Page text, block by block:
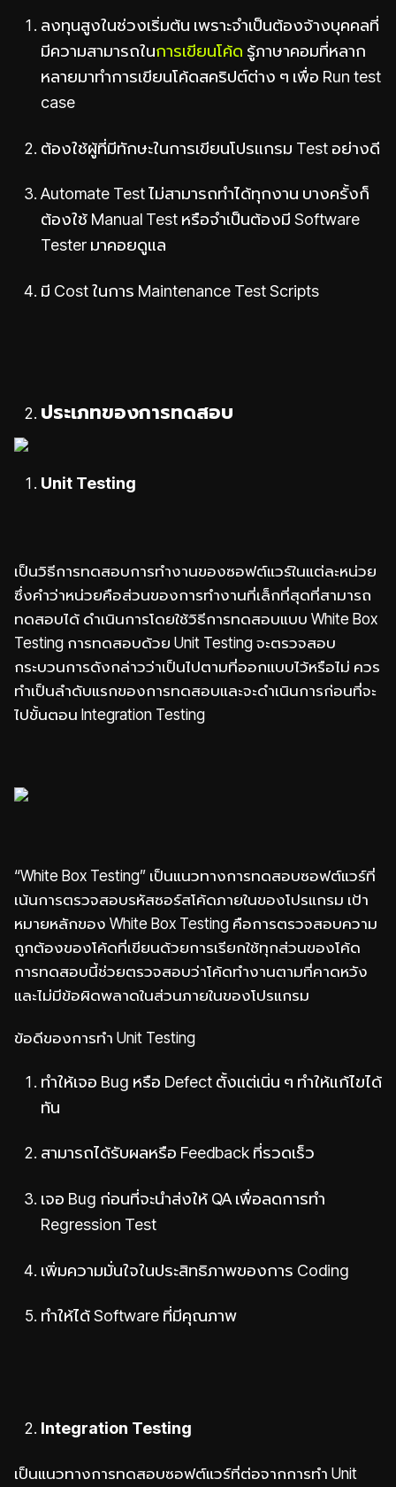
ลงทุนสูงในช่วงเริ่มต้น เพราะจำเป็นต้องจ้างบุคคลที่
มีความสามารถในการเขียนโค้ด รู้ภาษาคอมที่หลาก
หลายมาทำการเขียนโค้ดสคริปต์ต่าง ๆ เพื่อ Run test
case
ต้องใช้ผู้ที่มีทักษะในการเขียนโปรแกรม Test อย่างดี
Automate Test ไม่สามารถทำได้ทุกงาน บางครั้งก็
ต้องใช้ Manual Test หรือจำเป็นต้องมี Software
Tester มาคอยดูแล
มี Cost ในการ Maintenance Test Scripts
ประเภทของการทดสอบ
Unit Testing
เป็นวิธีการทดสอบการทำงานของซอฟต์แวร์ในแต่ละหน่วย
ซึ่งคำว่าหน่วยคือส่วนของการทำงานที่เล็กที่สุดที่สามารถ
ทดสอบได้ ดำเนินการโดยใช้วิธีการทดสอบแบบ White Box
Testing การทดสอบด้วย Unit Testing จะตรวจสอบ
กระบวนการดังกล่าวว่าเป็นไปตามที่ออกแบบไว้หรือไม่ ควร
ทำเป็นลำดับแรกของการทดสอบและจะดำเนินการก่อนที่จะ
ไปขั้นตอน Integration Testing
“White Box Testing” เป็นแนวทางการทดสอบซอฟต์แวร์ที่
เน้นการตรวจสอบรหัสซอร์สโค้ดภายในของโปรแกรม เป้า
หมายหลักของ White Box Testing คือการตรวจสอบความ
ถูกต้องของโค้ดที่เขียนด้วยการเรียกใช้ทุกส่วนของโค้ด
การทดสอบนี้ช่วยตรวจสอบว่าโค้ดทำงานตามที่คาดหวัง
และไม่มีข้อผิดพลาดในส่วนภายในของโปรแกรม
ข้อดีของการทำ Unit Testing
ทำให้เจอ Bug หรือ Defect ตั้งแต่เนิ่น ๆ ทำให้แก้ไขได้
ทัน
สามารถได้รับผลหรือ Feedback ที่รวดเร็ว
เจอ Bug ก่อนที่จะนำส่งให้ QA เพื่อลดการทำ
Regression Test
เพิ่มความมั่นใจในประสิทธิภาพของการ Coding
ทำให้ได้ Software ที่มีคุณภาพ
Integration Testing
เป็นแนวทางการทดสอบซอฟต์แวร์ที่ต่อจากการทำ Unit